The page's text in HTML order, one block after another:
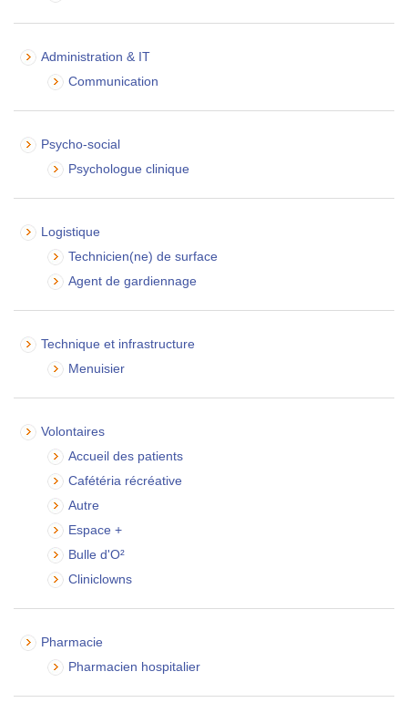
Administration & IT
Communication
Psycho-social
Psychologue clinique
Logistique
Technicien(ne) de surface
Agent de gardiennage
Technique et infrastructure
Menuisier
Volontaires
Accueil des patients
Cafétéria récréative
Autre
Espace +
Bulle d'O²
Cliniclowns
Pharmacie
Pharmacien hospitalier